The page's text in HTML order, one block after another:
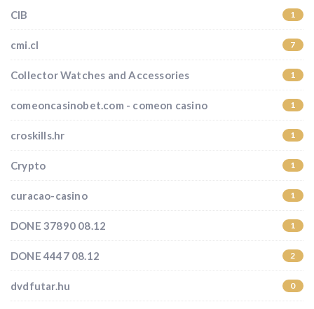
CIB 1
cmi.cl 7
Collector Watches and Accessories 1
comeoncasinobet.com - comeon casino 1
croskills.hr 1
Crypto 1
curacao-casino 1
DONE 37890 08.12 1
DONE 4447 08.12 2
dvdfutar.hu 0